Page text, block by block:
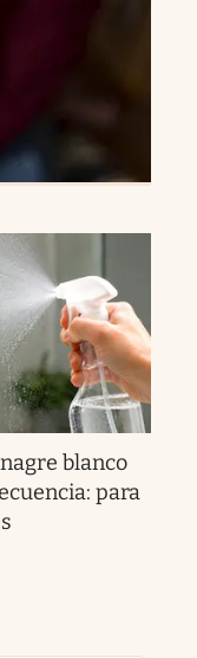
blanco
para